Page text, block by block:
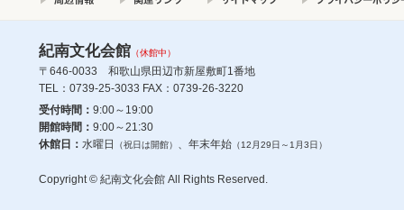
紀南文化会館 （休館中）
〒646-0033 和歌山県田辺市新屋敷町1番地
TEL：0739-25-3033 FAX：0739-26-3220
受付時間： 9:00～19:00
開館時間： 9:00～21:30
休館日： 水曜日 （祝日は開館） 、年末年始（12月29日～1月3日）
Copyright © 紀南文化会館 All Rights Reserved.